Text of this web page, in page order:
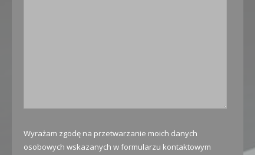
Wyrażam zgodę na przetwarzanie moich danych
osobowych wskazanych w formularzu kontaktowym